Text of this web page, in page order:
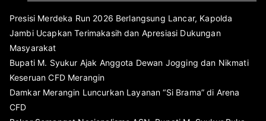
Presisi Merdeka Run 2026 Berlangsung Lancar, Kapolda
Jambi Ucapkan Terimakasih dan Apresiasi Dukungan
Masyarakat
Bupati M. Syukur Ajak Anggota Dewan Jogging dan Nikmati
Keseruan CFD Merangin
Damkar Merangin Luncurkan Layanan “Si Brama” di Arena
CFD